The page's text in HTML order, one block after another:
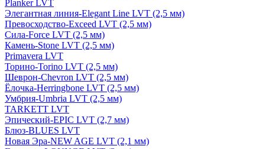
Planker LVT
Элегантная линия-Elegant Line LVT (2,5 мм)
Превосходство-Exceed LVT (2,5 мм)
Сила-Force LVT (2,5 мм)
Камень-Stone LVT (2,5 мм)
Primavera LVT
Торино-Torino LVT (2,5 мм)
Шеврон-Chevron LVT (2,5 мм)
Ёлочка-Herringbone LVT (2,5 мм)
Умбрия-Umbria LVT (2,5 мм)
TARKETT LVT
Эпический-EPIC LVT (2,7 мм)
Блюз-BLUES LVT
Новая Эра-NEW AGE LVT (2,1 мм)